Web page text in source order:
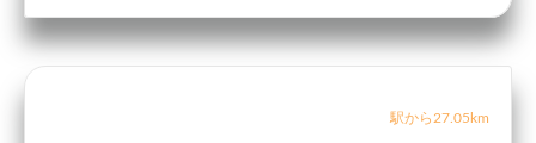
駅から27.05km